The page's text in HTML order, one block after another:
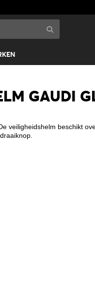
GAUDI
veiligheidshelm beschikt